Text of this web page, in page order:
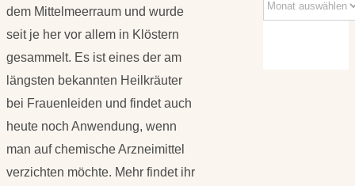
dem Mittelmeerraum und wurde
seit je her vor allem in Klöstern
gesammelt. Es ist eines der am
längsten bekannten Heilkräuter
bei Frauenleiden und findet auch
heute noch Anwendung, wenn
man auf chemische Arzneimittel
verzichten möchte. Mehr findet ihr